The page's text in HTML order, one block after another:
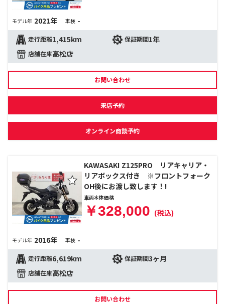
モデル年 2021年 車検 -
走行距離1,415km 保証期間1年
店舗在庫高松店
お問い合わせ
来店予約
オンライン商談予約
KAWASAKI Z125PRO リアキャリア・
リアボックス付き ※フロントフォーク
OH後にお渡し致します！!
車両本体価格
￥328,000 (税込)
モデル年 2016年 車検 -
走行距離6,619km 保証期間3ヶ月
店舗在庫高松店
お問い合わせ